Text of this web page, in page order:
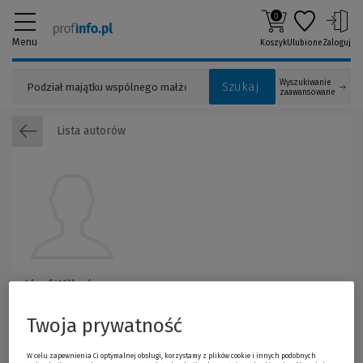
Menu
Szukaj
Wyszukiwanie
zaawansowane
0
KoszykUlubioneZaloguj
Józef Wilkoń
Lista autorów
Twoja prywatność
W celu zapewnienia Ci optymalnej obsługi, korzystamy z plików cookie i innych podobnych